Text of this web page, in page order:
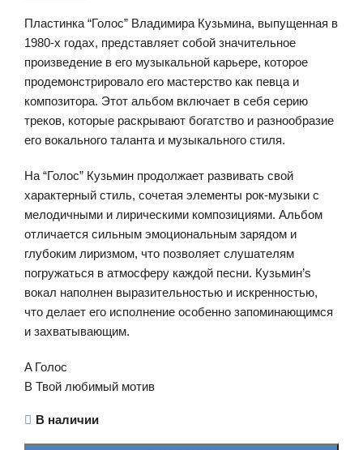
Пластинка “Голос” Владимира Кузьмина, выпущенная в
1980-х годах, представляет собой значительное
произведение в его музыкальной карьере, которое
продемонстрировало его мастерство как певца и
композитора. Этот альбом включает в себя серию
треков, которые раскрывают богатство и разнообразие
его вокального таланта и музыкального стиля.
На “Голос” Кузьмин продолжает развивать свой
характерный стиль, сочетая элементы рок-музыки с
мелодичными и лирическими композициями. Альбом
отличается сильным эмоциональным зарядом и
глубоким лиризмом, что позволяет слушателям
погружаться в атмосферу каждой песни. Кузьмин’s
вокал наполнен выразительностью и искренностью,
что делает его исполнение особенно запоминающимся
и захватывающим.
A Голос
B Твой любимый мотив
В наличии